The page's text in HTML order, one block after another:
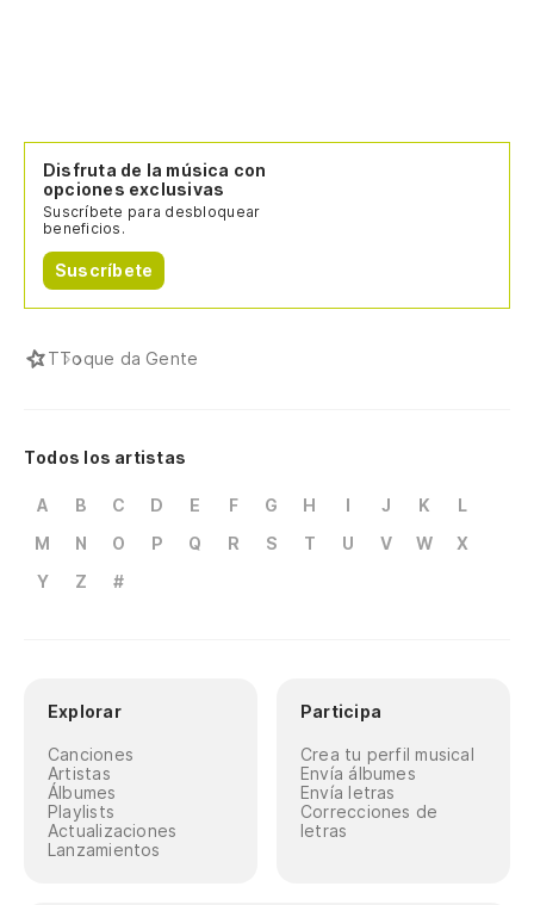
Disfruta de la música con
opciones exclusivas
Suscríbete para desbloquear
beneficios.
Suscríbete
TToque da Gente
Todos los artistas
A B C D E F G H I J K
L
M
N O P Q R S T U V W
X
Y
Z #
Explorar
Canciones
Artistas
Álbumes
Playlists
Actualizaciones
Lanzamientos
Participa
Crea tu perfil musical
Envía álbumes
Envía letras
Correcciones de
letras